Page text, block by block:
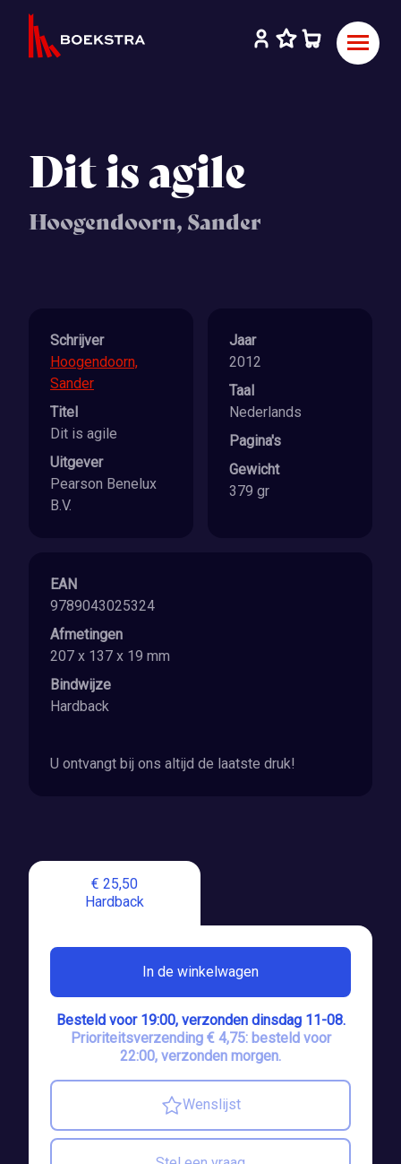
Dit is agile
Hoogendoorn, Sander
€ 25,50
Hardback
In de winkelwagen
Besteld voor 19:00, verzonden dinsdag 11-08.
Prioriteitsverzending € 4,75: besteld voor
22:00, verzonden morgen.
Wenslijst
Schrijver
Hoogendoorn,
Sander
Titel
Dit is agile
Uitgever
Pearson Benelux
B.V.
Jaar
2012
Taal
Nederlands
Pagina's
Gewicht
379 gr
EAN
9789043025324
Afmetingen
207 x 137 x 19 mm
Bindwijze
Hardback
U ontvangt bij ons altijd de laatste druk!